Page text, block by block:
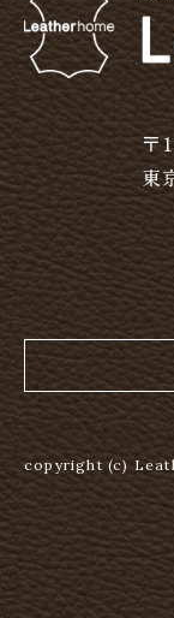
〒
東
copyright (c)